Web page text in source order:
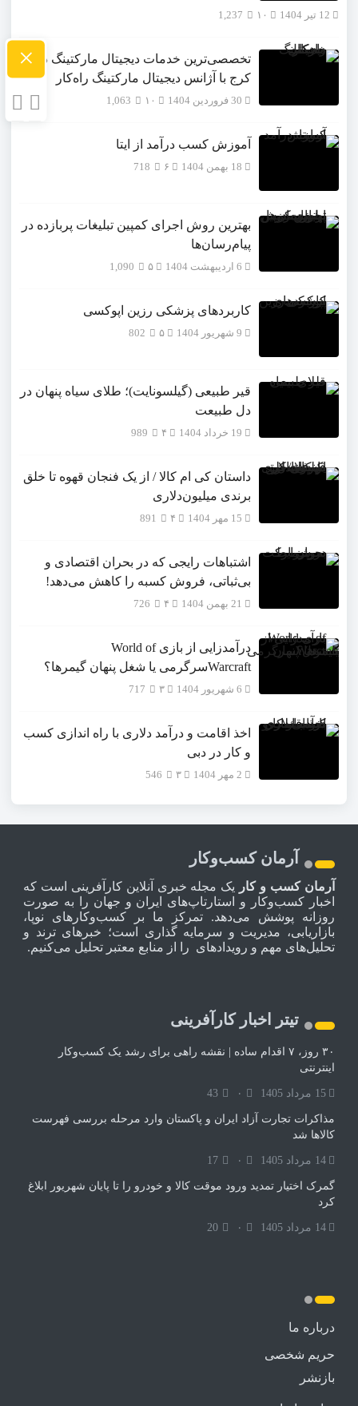
12 تیر 1404 1,237
تخصصی‌ترین خدمات دیجیتال مارکتینگ در
کرج با آژانس دیجیتال مارکتینگ راه‌کار
30 فروردین 1404 1,063
آموزش کسب درآمد از ایتا
18 بهمن 1404 718
بهترین روش اجرای کمپین تبلیغات پربازده در
پیام‌رسان‌ها
6 اردیبهشت 1404 1,090
کاربردهای پزشکی رزین اپوکسی
9 شهریور 1404 802
قیر طبیعی (گیلسونایت)؛ طلای سیاه پنهان در
دل طبیعت
19 خرداد 1404 989
داستان کی ام کالا / از یک فنجان قهوه تا خلق
برندی میلیون‌دلاری
15 مهر 1404 891
اشتباهات رایجی که در بحران اقتصادی و
بی‌ثباتی، فروش کسبه را کاهش می‌دهد!
21 بهمن 1404 726
درآمدزایی از بازی World of
Warcraftسرگرمی یا شغل پنهان گیمرها؟
6 شهریور 1404 717
اخذ اقامت و درآمد دلاری با راه اندازی کسب
و کار در دبی
2 مهر 1404 546
×
آرمان کسب‌وکار
آرمان کسب و کار
یک مجله خبری آنلاین کارآفرینی است که
اخبار کسب‌وکار و استارتاپ‌های ایران و جهان را به صورت
روزانه پوشش می‌دهد. تمرکز ما بر کسب‌وکارهای نوپا،
بازاریابی، مدیریت و سرمایه گذاری است؛ خبرهای ترند و
تحلیل‌های مهم و رویدادهای را از منابع معتبر تحلیل می‌کنیم.
تیتر اخبار کارآفرینی
۳۰ روز، ۷ اقدام ساده | نقشه راهی برای رشد یک کسب‌وکار
اینترنتی
15 مرداد 1405 43
مذاکرات تجارت آزاد ایران و پاکستان وارد مرحله بررسی فهرست
کالاها شد
14 مرداد 1405 17
گمرک اختیار تمدید ورود موقت کالا و خودرو را تا پایان شهریور ابلاغ
کرد
14 مرداد 1405 20
درباره ما
حریم شخصی
بازنشر